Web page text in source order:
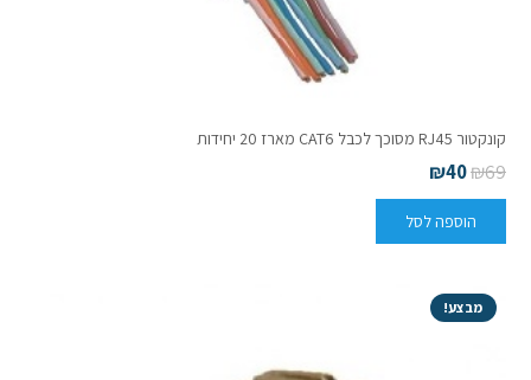
קונקטור RJ45 מסוכך לכבל CAT6 מארז 20 יחידות
₪69
₪40
הוספה לסל
מבצע!